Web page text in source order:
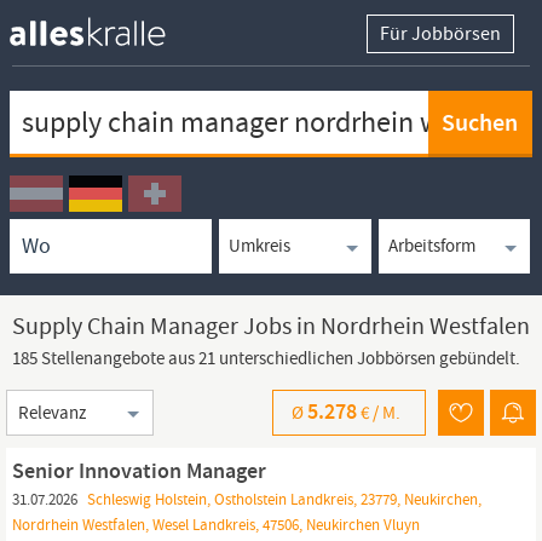
Für Jobbörsen
Ortssuche
Umkreissuche
Arbeitsform
Supply Chain Manager Jobs in Nordrhein Westfalen
185 Stellenangebote aus 21 unterschiedlichen Jobbörsen gebündelt.
Sortierung
Ø5.278€ / M.
Senior Innovation Manager
31.07.2026 Schleswig Holstein, Ostholstein Landkreis, 23779, Neukirchen,
Nordrhein Westfalen, Wesel Landkreis, 47506, Neukirchen Vluyn